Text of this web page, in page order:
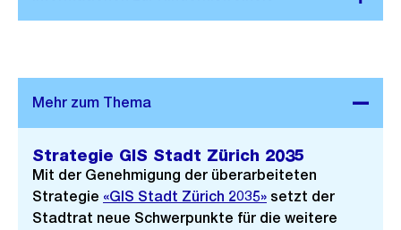
Strategie GIS Stadt Zürich 2035
Mit der Genehmigung der überarbeiteten
Strategie «GIS Stadt Zürich 2035» setzt der
Stadtrat neue Schwerpunkte für die weitere